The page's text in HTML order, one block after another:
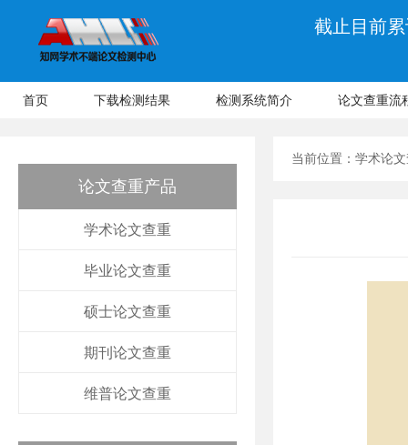
截止目前
首页 下载检测结果 检测系统简介 论文查重流
论文查重产品
学术论文查重
毕业论文查重
硕士论文查重
期刊论文查重
维普论文查重
当前位置： 学术论